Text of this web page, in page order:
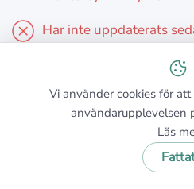
Har inte uppdaterats
VAL #5
Vi använder cookies för
användarupplevelsen
Läs